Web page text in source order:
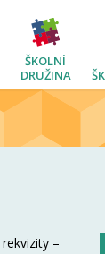
ŠKOLNÍ
DRUŽINA
–